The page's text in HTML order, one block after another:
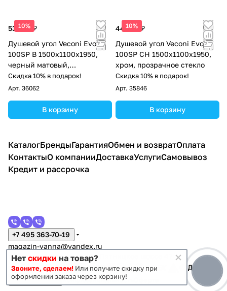
10%
53 023 ₽
Душевой угол Veconi Evo
100SP B 1500х1100x1950,
черный матовый,
тонированное стекло
Скидка 10% в подарок!
Арт. 36062
В корзину
10%
44 913 ₽
Душевой угол Veconi Evo
100SP CH 1500х1100x1950,
хром, прозрачное стекло
Скидка 10% в подарок!
Арт. 35846
В корзину
КаталогБрендыГарантияОбмен и возвратОплата
КонтактыО компанииДоставкаУслугиСамовывоз
Кредит и рассрочка
+7 495 363-70-19
magazin-vanna@yandex.ru
г. Москва, Митино, улица Пятницкое шоссе 47
Темная тема Конфиденциальность
Нет скидки на товар?
Звоните, сделаем! Или получите скидку при
оформлении заказа через корзину!